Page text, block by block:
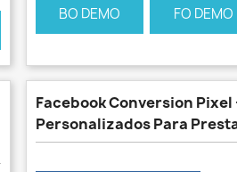
BO DEMO FO DEMO
Facebook Conversion Pixel
Personalizados Para